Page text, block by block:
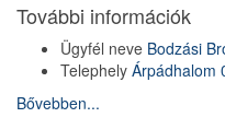
További információk
Ügyfél neve Bodzási
Telephely Árpádhalom
Bővebben...